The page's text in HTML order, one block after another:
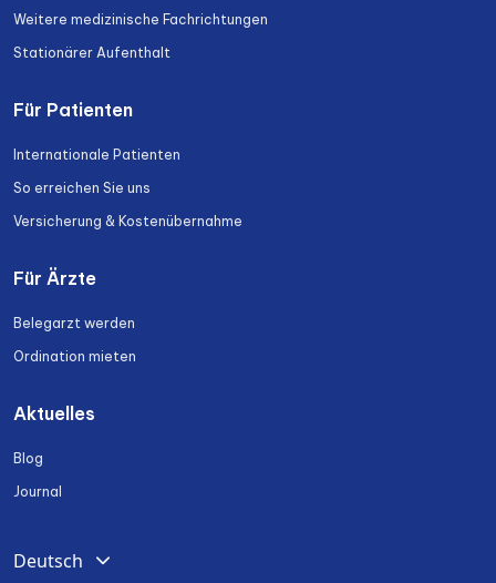
Weitere medizinische Fachrichtungen
Stationärer Aufenthalt
Für Patienten
Internationale Patienten
So erreichen Sie uns
Versicherung & Kostenübernahme
Für Ärzte
Belegarzt werden
Ordination mieten
Aktuelles
Blog
Journal
Deutsch
English